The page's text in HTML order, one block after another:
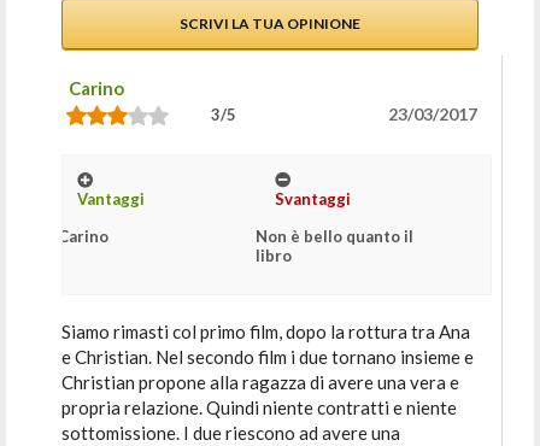
SCRIVI LA TUA OPINIONE
Carino
3/5 23/03/2017
Vantaggi
Carino
Svantaggi
Non è bello quanto il
libro
Siamo rimasti col primo film, dopo la rottura tra Ana
e Christian. Nel secondo film i due tornano insieme e
Christian propone alla ragazza di avere una vera e
propria relazione. Quindi niente contratti e niente
sottomissione. I due riescono ad avere una